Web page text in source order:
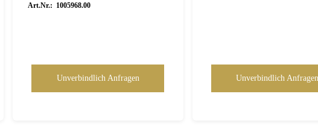
Art.Nr.: 1005968.00
Unverbindlich Anfragen Unverbindlich Anfragen